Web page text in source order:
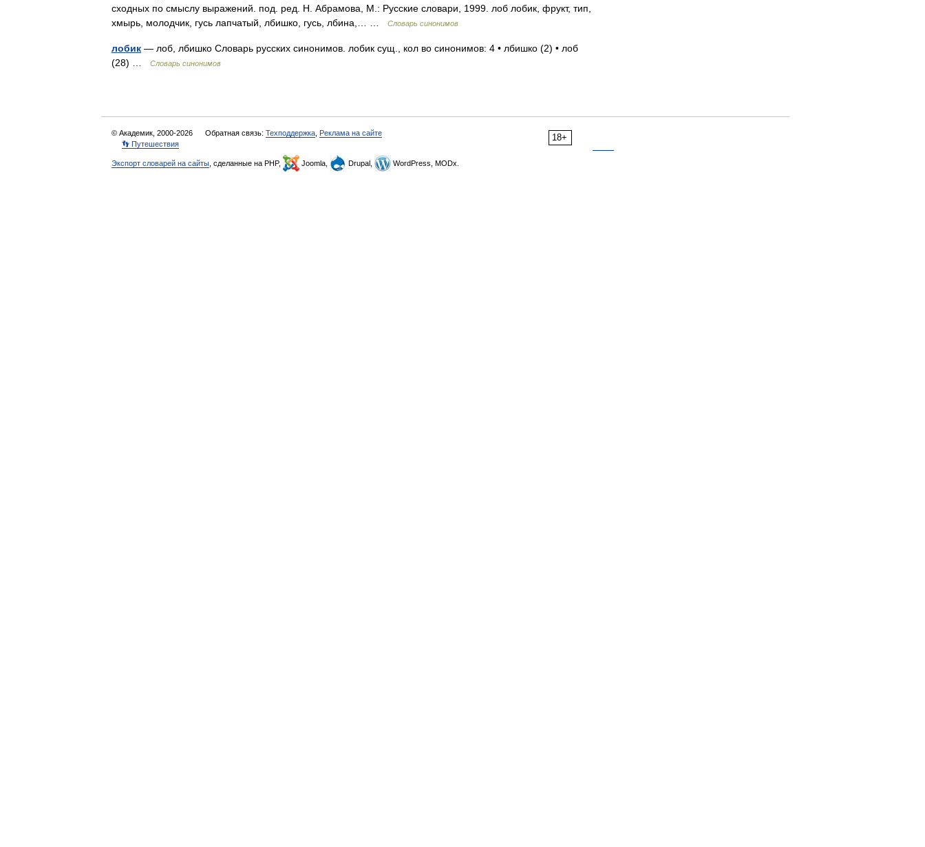
сходных по смыслу выражений. под. ред. Н. Абрамова, М.: Русские словари, 1999. лоб лобик, фрукт, тип,
хмырь, молодчик, гусь лапчатый, лбишко, гусь, лбина,… …
Словарь синонимов
лобик — лоб, лбишко Словарь русских синонимов. лобик сущ., кол во синонимов: 4 • лбишко (2) • лоб
(28) …
Словарь синонимов
18+
© Академик, 2000-2026 Обратная связь: Техподдержка Реклама на сайте
👣 Путешествия
Экспорт словарей на сайты , сделанные на PHP, Joomla, Drupal, WordPress, MODx.